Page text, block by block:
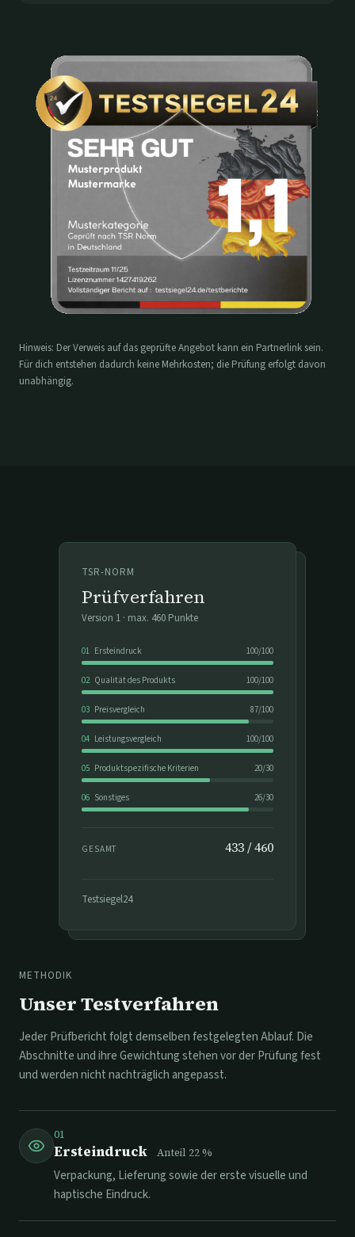
Hinweis: Der Verweis auf das geprüfte Angebot kann ein Partnerlink sein.
Für dich entstehen dadurch keine Mehrkosten; die Prüfung erfolgt davon
unabhängig.
TSR-NORM
Prüfverfahren
Version 1 · max. 460 Punkte
01 Ersteindruck 100/100
02 Qualität des Produkts 100/100
03 Preisvergleich 87/100
04 Leistungsvergleich 100/100
05 Produktspezifische Kriterien 20/30
06 Sonstiges 26/30
GESAMT 433/460
Testsiegel24
METHODIK
Unser Testverfahren
Jeder Prüfbericht folgt demselben festgelegten Ablauf. Die
Abschnitte und ihre Gewichtung stehen vor der Prüfung fest
und werden nicht nachträglich angepasst.
01
Ersteindruck Anteil 22%
Verpackung, Lieferung sowie der erste visuelle und
haptische Eindruck.